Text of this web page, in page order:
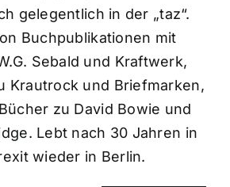
gelegentlich in der „taz“.
Buchpublikationen mit
Sebald und Kraftwerk,
Krautrock und Briefmarken,
zu David Bowie und
Lebt nach 30 Jahren in
wieder in Berlin.